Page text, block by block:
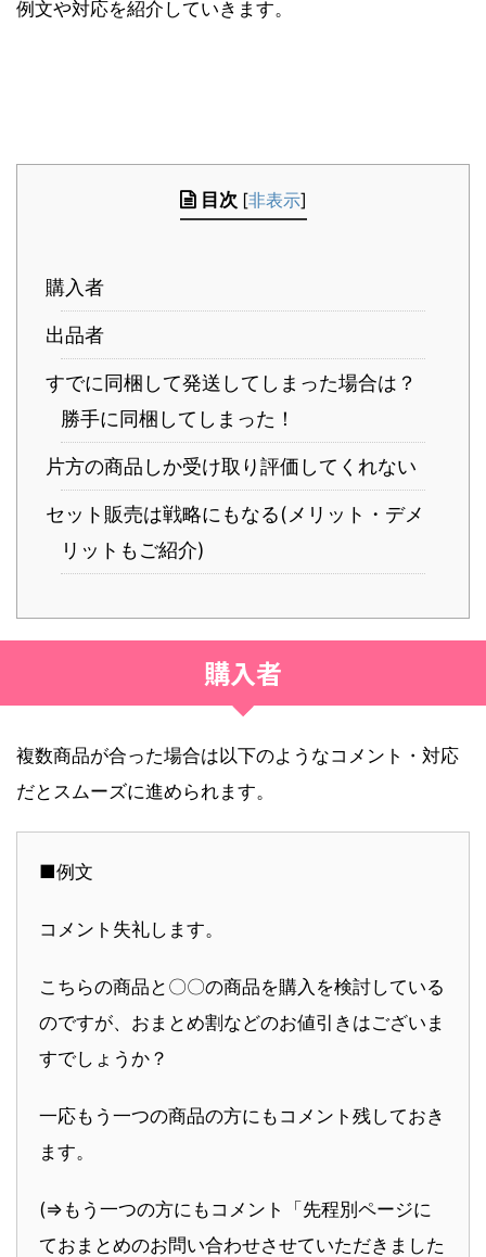
例文や対応を紹介していきます。
目次 [非表示]
購入者
出品者
すでに同梱して発送してしまった場合は？
勝手に同梱してしまった！
片方の商品しか受け取り評価してくれない
セット販売は戦略にもなる(メリット・デメ
リットもご紹介)
購入者
複数商品が合った場合は以下のようなコメント・対応
だとスムーズに進められます。
■例文
コメント失礼します。
こちらの商品と〇〇の商品を購入を検討している
のですが、おまとめ割などのお値引きはございま
すでしょうか？
一応もう一つの商品の方にもコメント残しておき
ます。
(⇒もう一つの方にもコメント「先程別ページに
ておまとめのお問い合わせさせていただきました